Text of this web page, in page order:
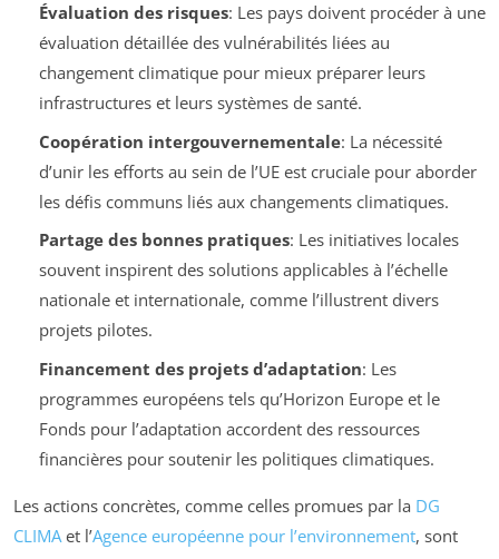
Évaluation des risques: Les pays doivent procéder à une
évaluation détaillée des vulnérabilités liées au
changement climatique pour mieux préparer leurs
infrastructures et leurs systèmes de santé.
Coopération intergouvernementale: La nécessité
d’unir les efforts au sein de l’UE est cruciale pour aborder
les défis communs liés aux changements climatiques.
Partage des bonnes pratiques: Les initiatives locales
souvent inspirent des solutions applicables à l’échelle
nationale et internationale, comme l’illustrent divers
projets pilotes.
Financement des projets d’adaptation: Les
programmes européens tels qu’Horizon Europe et le
Fonds pour l’adaptation accordent des ressources
financières pour soutenir les politiques climatiques.
Les actions concrètes, comme celles promues par la DG
CLIMA et l’Agence européenne pour l’environnement, sont